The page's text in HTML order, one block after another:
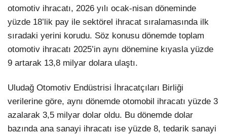
otomotiv ihracatı, 2026 yılı ocak-nisan döneminde
yüzde 18’lik pay ile sektörel ihracat sıralamasında ilk
sıradaki yerini korudu. Söz konusu dönemde toplam
otomotiv ihracatı 2025’in aynı dönemine kıyasla yüzde
9 artarak 13,8 milyar dolara ulaştı.
Uludağ Otomotiv Endüstrisi İhracatçıları Birliği
verilerine göre, aynı dönemde otomobil ihracatı yüzde 3
azalarak 3,5 milyar dolar oldu. Bu dönemde dolar
bazında ana sanayi ihracatı ise yüzde 8, tedarik sanayi